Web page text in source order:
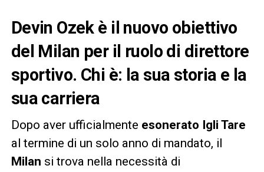
Devin Ozek è il nuovo obiettivo
del Milan per il ruolo di direttore
sportivo. Chi è: la sua storia e la
sua carriera
Dopo aver ufficialmente esonerato Igli Tare
al termine di un solo anno di mandato, il
Milan si trova nella necessità di